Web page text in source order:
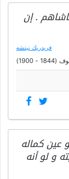
. إن
فريدريك نيتشه
- 1900)
عين كماله
و لو أنه